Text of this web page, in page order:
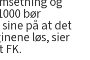
bør
på at det
løs, sier
FK.